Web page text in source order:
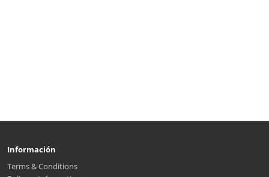
Información
Terms & Conditions